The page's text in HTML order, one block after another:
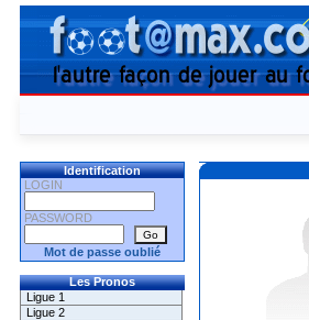
Identification
LOGIN
PASSWORD
Mot de passe oublié
Les Pronos
Ligue 1
Ligue 2